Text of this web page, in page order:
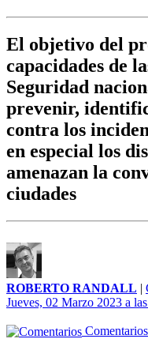
El objetivo del
capacidades de
Seguridad
prevenir,
contra los
en especial los
amenazan la
ciudades
ROBERTO RANDALL |
Jueves, 02 Marzo 2023 a
Comentarios